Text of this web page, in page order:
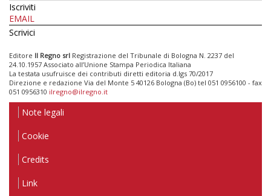
Iscriviti
EMAIL
Scrivici
Editore Il Regno srl Registrazione del Tribunale di Bologna N. 2237 del
24.10.1957 Associato all’Unione Stampa Periodica Italiana
La testata usufruisce dei contributi diretti editoria d.lgs 70/2017
Direzione e redazione Via del Monte 5 40126 Bologna (Bo) tel 051 0956100 - fax
051 0956310 ilregno@ilregno.it
Note legali
Cookie
Credits
Link